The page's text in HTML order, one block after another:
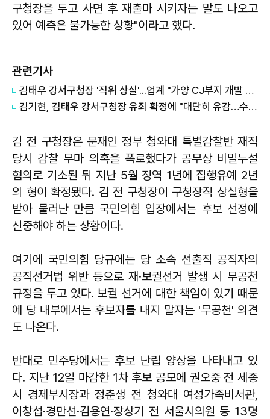
구청장을 두고 사면 후 재출마 시키자는 말도 나오고
있어 예측은 불가능한 상황"이라고 했다.
관련기사
김태우 강서구청장 '직위 상실'...업계 "가양 CJ부지 개발 재개해야"
김기현, 김태우 강서구청장 유죄 확정에 "대단히 유감…수긍 어려워"
김 전 구청장은 문재인 정부 청와대 특별감찰반 재직
당시 감찰 무마 의혹을 폭로했다가 공무상 비밀누설
혐의로 기소된 뒤 지난 5월 징역 1년에 집행유예 2년
의 형이 확정됐다. 김 전 구청장이 구청장직 상실형을
받아 물러난 만큼 국민의힘 입장에서는 후보 선정에
신중해야 하는 상황이다.
여기에 국민의힘 당규에는 당 소속 선출직 공직자의
공직선거법 위반 등으로 재·보궐선거 발생 시 무공천
규정을 두고 있다. 보궐 선거에 대한 책임이 있기 때문
에 당 내부에서는 후보자를 내지 말자는 '무공천' 의견
도 나온다.
반대로 민주당에서는 후보 난립 양상을 나타내고 있
다. 지난 12일 마감한 1차 후보 공모에 권오중 전 세종
시 경제부시장과 정춘생 전 청와대 여성가족비서관,
이창섭·경만선·김용연·장상기 전 서울시의원 등 13명